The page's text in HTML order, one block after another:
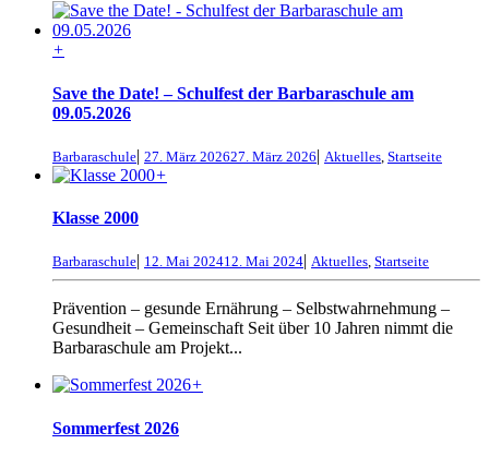
+
Save the Date! – Schulfest der Barbaraschule am
09.05.2026
Barbaraschule| 27. März 202627. März 2026| Aktuelles Startseite
+
Klasse 2000
Barbaraschule| 12. Mai 202412. Mai 2024| Aktuelles, Startseite
Prävention – gesunde Ernährung – Selbstwahrnehmung –
Gesundheit – Gemeinschaft Seit über 10 Jahren nimmt die
Barbaraschule am Projekt...
+
Sommerfest 2026